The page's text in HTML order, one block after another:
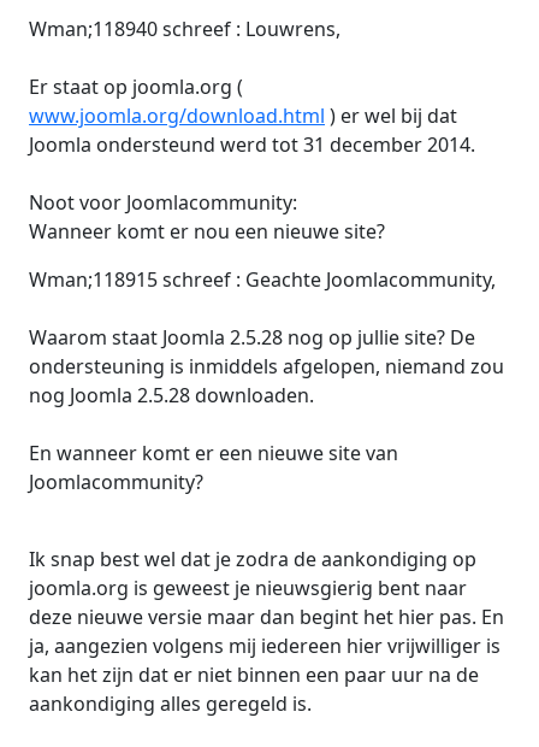
Wman;118940 schreef : Louwrens,
Er staat op joomla.org (
www.joomla.org/download.html ) er wel bij dat
Joomla ondersteund werd tot 31 december 2014.
Noot voor Joomlacommunity:
Wanneer komt er nou een nieuwe site?
Wman;118915 schreef : Geachte Joomlacommunity,
Waarom staat Joomla 2.5.28 nog op jullie site? De
ondersteuning is inmiddels afgelopen, niemand zou
nog Joomla 2.5.28 downloaden.
En wanneer komt er een nieuwe site van
Joomlacommunity?
Ik snap best wel dat je zodra de aankondiging op
joomla.org is geweest je nieuwsgierig bent naar
deze nieuwe versie maar dan begint het hier pas. En
ja, aangezien volgens mij iedereen hier vrijwilliger is
kan het zijn dat er niet binnen een paar uur na de
aankondiging alles geregeld is.